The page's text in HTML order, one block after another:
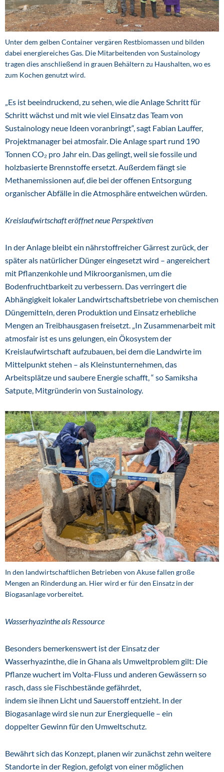
Unter dem gelben Container vergären Restbiomassen und bilden
dabei energiereiches Gas. Die Mitarbeitenden von Sustainology
tragen dies anschließend in grauen Behältern zu Haushalten, wo es
zum Kochen genutzt wird.
„Es ist beeindruckend, zu sehen, wie die Anlage Schritt für
Schritt wächst und mit wie viel Einsatz das Team von
Sustainology neue Ideen voranbringt“, sagt Fabian Lauffer,
Projektmanager bei atmosfair. Die Anlage spart rund 190
Tonnen CO₂ pro Jahr ein. Das gelingt, weil sie fossile und
holzbasierte Brennstoffe ersetzt. Außerdem fängt sie
Methanemissionen auf, die bei der offenen Entsorgung
organischer Abfälle in die Atmosphäre entweichen würden.
Kreislaufwirtschaft eröffnet neue Perspektiven
In der Anlage bleibt ein nährstoffreicher Gärrest zurück, der
später als natürlicher Dünger eingesetzt wird – angereichert
mit Pflanzenkohle und Mikroorganismen, um die
Bodenfruchtbarkeit zu verbessern. Das verringert die
Abhängigkeit lokaler Landwirtschaftsbetriebe von chemischen
Düngemitteln, deren Produktion und Einsatz erhebliche
Mengen an Treibhausgasen freisetzt. „In Zusammenarbeit mit
atmosfair ist es uns gelungen, ein Ökosystem der
Kreislaufwirtschaft aufzubauen, bei dem die Landwirte im
Mittelpunkt stehen – als Kleinstunternehmen, das
Arbeitsplätze und saubere Energie schafft, “ so Samiksha
Satpute, Mitgründerin von Sustainology.
In den landwirtschaftlichen Betrieben von Akuse fallen große
Mengen an Rinderdung an. Hier wird er für den Einsatz in der
Biogasanlage vorbereitet.
Wasserhyazinthe als Ressource
Besonders bemerkenswert ist der Einsatz der
Wasserhyazinthe, die in Ghana als Umweltproblem gilt: Die
Pflanze wuchert im Volta-Fluss und anderen Gewässern so
rasch, dass sie Fischbestände gefährdet,
indem sie ihnen Licht und Sauerstoff entzieht. In der
Biogasanlage wird sie nun zur Energiequelle – ein
doppelter Gewinn für den Umweltschutz.
Bewährt sich das Konzept, planen wir zunächst zehn weitere
Standorte in der Region, gefolgt von einer möglichen